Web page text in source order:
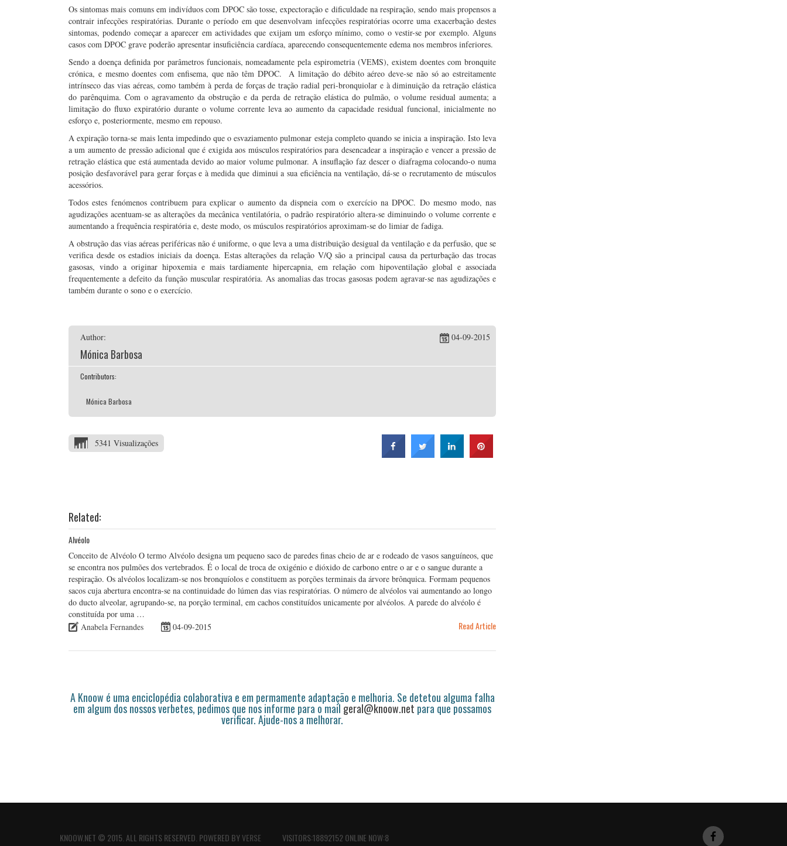
Os sintomas mais comuns em indivíduos com DPOC são tosse, expectoração e dificuldade na respiração, sendo mais propensos a
contrair infecções respiratórias. Durante o período em que desenvolvam infecções respiratórias ocorre uma exacerbação destes
sintomas, podendo começar a aparecer em actividades que exijam um esforço mínimo, como o vestir-se por exemplo. Alguns
casos com DPOC grave poderão apresentar insuficiência cardíaca, aparecendo consequentemente edema nos membros inferiores.
Sendo a doença definida por parâmetros funcionais, nomeadamente pela espirometria (VEMS), existem doentes com bronquite
crónica, e mesmo doentes com enfisema, que não têm DPOC. A limitação do débito aéreo deve-se não só ao estreitamente
intrínseco das vias aéreas, como também à perda de forças de tração radial peri-bronquiolar e à diminuição da retração elástica
do parênquima. Com o agravamento da obstrução e da perda de retração elástica do pulmão, o volume residual aumenta; a
limitação do fluxo expiratório durante o volume corrente leva ao aumento da capacidade residual funcional, inicialmente no
esforço e, posteriormente, mesmo em repouso.
A expiração torna-se mais lenta impedindo que o esvaziamento pulmonar esteja completo quando se inicia a inspiração. Isto leva
a um aumento de pressão adicional que é exigida aos músculos respiratórios para desencadear a inspiração e vencer a pressão de
retração elástica que está aumentada devido ao maior volume pulmonar. A insuflação faz descer o diafragma colocando-o numa
posição desfavorável para gerar forças e à medida que diminui a sua eficiência na ventilação, dá-se o recrutamento de músculos
acessórios.
Todos estes fenómenos contribuem para explicar o aumento da dispneia com o exercício na DPOC. Do mesmo modo, nas
agudizações acentuam-se as alterações da mecânica ventilatória, o padrão respiratório altera-se diminuindo o volume corrente e
aumentando a frequência respiratória e, deste modo, os músculos respiratórios aproximam-se do limiar de fadiga.
A obstrução das vias aéreas periféricas não é uniforme, o que leva a uma distribuição desigual da ventilação e da perfusão, que se
verifica desde os estadios iniciais da doença. Estas alterações da relação V/Q são a principal causa da perturbação das trocas
gasosas, vindo a originar hipoxemia e mais tardiamente hipercapnia, em relação com hipoventilação global e associada
frequentemente a defeito da função muscular respiratória. As anomalias das trocas gasosas podem agravar-se nas agudizações e
também durante o sono e o exercício.
Author:
Mónica Barbosa
04-09-2015
Contributors:
Mónica Barbosa
5341 Visualizações
Related:
Alvéolo
Conceito de Alvéolo O termo Alvéolo designa um pequeno saco de paredes finas cheio de ar e rodeado de vasos sanguíneos, que
se encontra nos pulmões dos vertebrados. É o local de troca de oxigénio e dióxido de carbono entre o ar e o sangue durante a
respiração. Os alvéolos localizam-se nos bronquíolos e constituem as porções terminais da árvore brônquica. Formam pequenos
sacos cuja abertura encontra-se na continuidade do lúmen das vias respiratórias. O número de alvéolos vai aumentando ao longo
do ducto alveolar, agrupando-se, na porção terminal, em cachos constituídos unicamente por alvéolos. A parede do alvéolo é
constituída por uma …
Anabela Fernandes
04-09-2015 Read Article
A Knoow é uma enciclopédia colaborativa e em permamente adaptação e melhoria. Se detetou alguma falha
em algum dos nossos verbetes, pedimos que nos informe para o mail geral@knoow.net para que possamos
verificar. Ajude-nos a melhorar.
KNOOW.NET © 2015. ALL RIGHTS RESERVED. POWERED BYVERSE VISITORS:18892152 ONLINE NOW:8